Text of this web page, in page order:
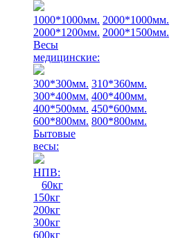
1000*1000мм. 2000*1000мм.
2000*1200мм. 2000*1500мм.
Весы
медицинские:
300*300мм. 310*360мм.
300*400мм. 400*400мм.
400*500мм. 450*600мм.
600*800мм. 800*800мм.
Бытовые
весы:
НПВ:
60кг
150кг
200кг
300кг
600кг